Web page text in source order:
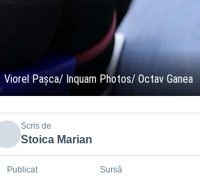
Viorel Pașca/ Inquam Photos/ Octav Ganea
Scris de
Stoica Marian
Publicat Sursă